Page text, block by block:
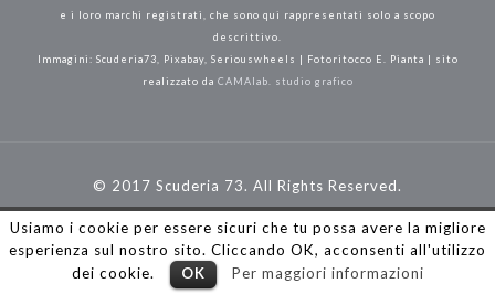
e i loro marchi registrati, che sono qui rappresentati solo a scopo
descrittivo.
Immagini: Scuderia73, Pixabay, Seriouswheels | Fotoritocco E. Pianta | sito
realizzato da CAMAlab. studio grafico
© 2017 Scuderia 73. All Rights Reserved.
Usiamo i cookie per essere sicuri che tu possa avere la migliore
esperienza sul nostro sito. Cliccando OK, acconsenti all'utilizzo
dei cookie.
OK Per maggiori informazioni